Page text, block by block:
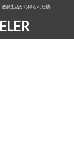
放浪生活から得られた情